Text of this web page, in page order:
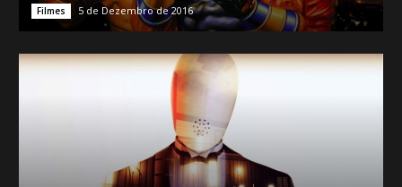
Filmes 5 de Dezembro de 2016